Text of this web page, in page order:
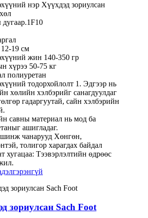
нэр Хүүхдэд зориулсан
19 см
жин 140-350 гр
хүрээ 50-75 кг
полиуретан
тодорхойлолт 1. Эдгээр нь
хөлийн хэлбэрийг санагдуулдаг
гадаргуутай, сайн хэлбэрийн
савны материал нь мод ба
ашигладаг.
чанарууд Хөнгөн,
толигор харагдах байдал
хугацаа: Тээвэрлэлтийн өдрөөс
дэлгэрэнгүй
зориулсан Sach Foot